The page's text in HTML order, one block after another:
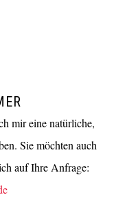
mir eine natürliche,
Sie möchten auch
auf Ihre Anfrage: